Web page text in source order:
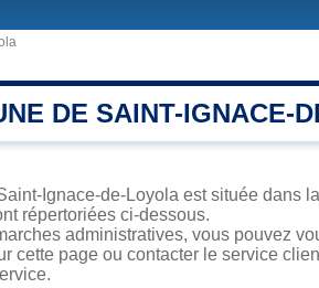
DE SAINT-IGNACE-
Ignace-de-Loyola est située dans
répertoriées ci-dessous.
administratives, vous pouvez
cette page ou contacter le service